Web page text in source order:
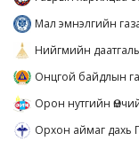
Мал эмнэлгийн
Нийгмийн
Онцгой байдлын
Орон нутгийн
Орхон аймаг дахь